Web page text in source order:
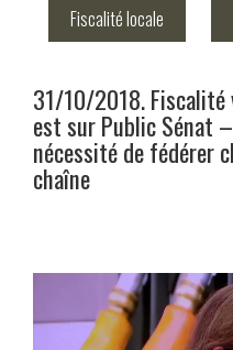
Fiscalité locale
31/10/2018. Fiscalité
est sur Public Sénat
nécessité de fédérer
chaîne